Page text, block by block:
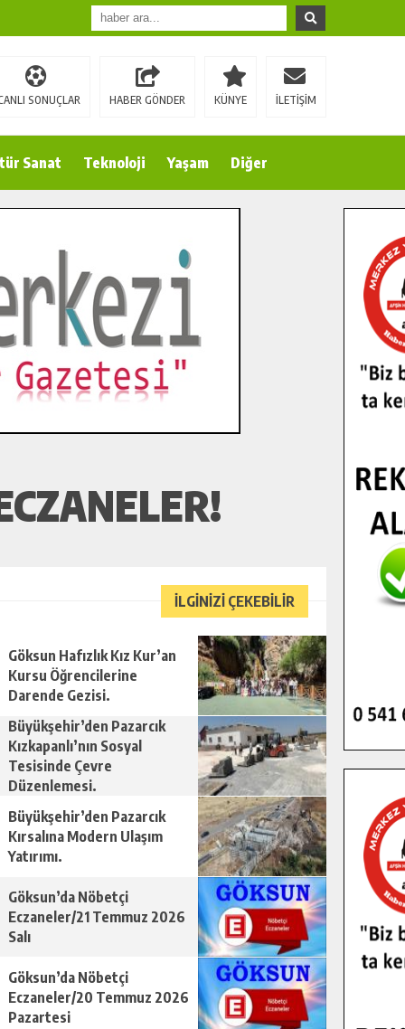
SONUÇLAR HABER GÖNDER KÜNYE İLETİŞİM
Sanat Teknoloji Yaşam Diğer
İLGİNİZİ ÇEKEBİLİR
Göksun Hafızlık Kız Kur’an
Kursu Öğrencilerine
Darende Gezisi.
Büyükşehir’den Pazarcık
Kızkapanlı’nın Sosyal
Tesisinde Çevre
Düzenlemesi.
Büyükşehir’den Pazarcık
Kırsalına Modern Ulaşım
Yatırımı.
Göksun’da Nöbetçi
Eczaneler/21 Temmuz 2026
Salı
Göksun’da Nöbetçi
Eczaneler/20 Temmuz 2026
Pazartesi